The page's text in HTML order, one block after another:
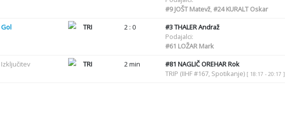
#9JOŠT Matevž,#24KURALT Oskar
Gol TRI 2 : 0 #3THALER Andraž
Podajalci:
#61 LOŽAR Mark
Izključitev TRI 2 min #81 NAGLIČ OREHAR Rok
TRIP (IIHF #167, Spotikanje) [ 18:17 - 20:17 ]